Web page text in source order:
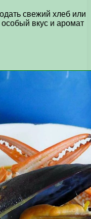
свежий хлеб или
вкус и аромат